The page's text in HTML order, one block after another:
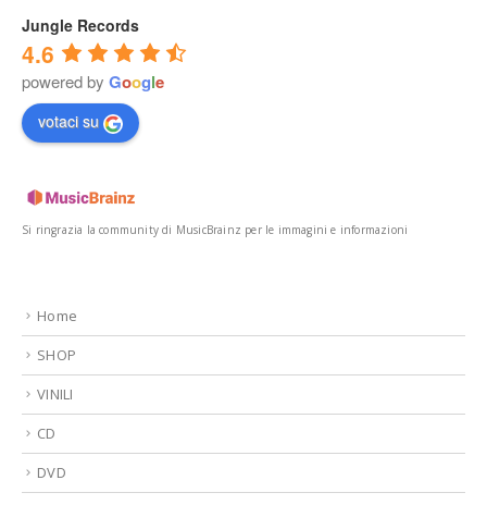
Jungle Records
4.6
powered by Google
votaci su
Si ringrazia la community di MusicBrainz per le immagini e informazioni
Home
SHOP
VINILI
CD
DVD